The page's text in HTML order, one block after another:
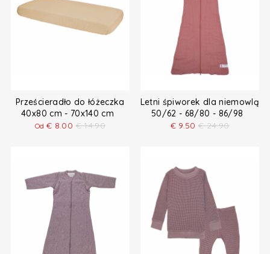
Prześcieradło do łóżeczka
40x80 cm - 70x140 cm
Od€ 8.00 € 14.90
Letni śpiworek dla niemowląt
50/62 - 68/80 - 86/98
€ 9.50 € 24.90